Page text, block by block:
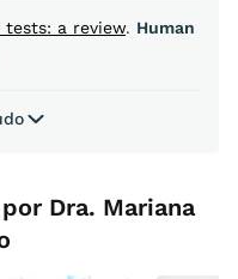
tests: a review. Human
Dra. Mariana